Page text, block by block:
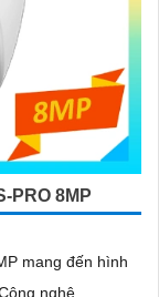
PRO 8MP
mang đến hình